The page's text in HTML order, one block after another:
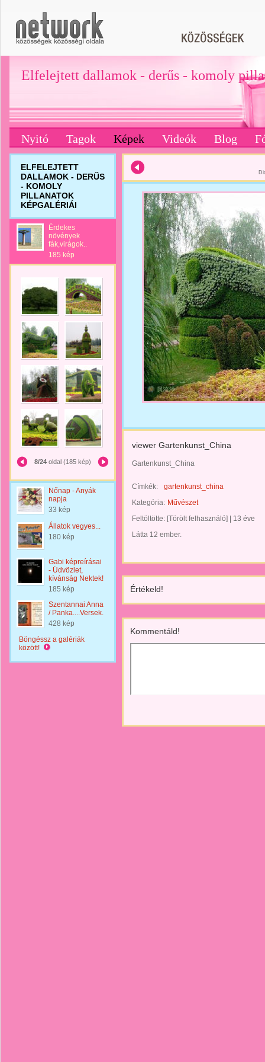
Elfelejtett dallamok - derűs - komoly
Nyitó Tagok Képek Videók Blog
ELFELEJTETT
DALLAMOK - DERŰS
- KOMOLY
PILLANATOK
KÉPGALÉRIÁI
Érdekes
növények
fák,virágok..
185 kép
8/24 oldal (185 kép)
Nőnap - Anyák
napja
33 kép
Állatok vegyes...
180 kép
Gabi képreírásai
- Üdvözlet,
kívánság Nektek!
185 kép
Szentannai Anna
/ Panka....Versek.
428 kép
Böngéssz a galériák
között!
viewer Gartenkunst_China
Gartenkunst_China
Címkék:
gartenkunst_china
Kategória: Művészet
Feltöltötte: [Törölt felhasználó]
13 éve
Látta 12 ember.
Értékeld!
Kommentáld!